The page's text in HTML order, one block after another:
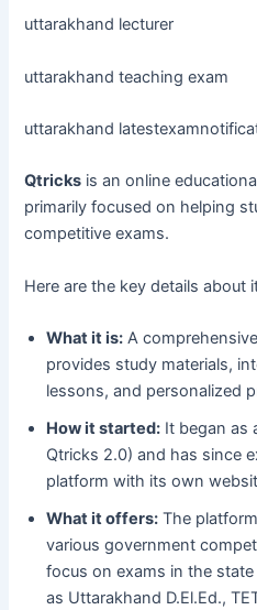
uttarakhand lecturer
uttarakhand teaching exam
uttarakhand
Qtricks is an online
primarily focused on helping
competitive exams.
Here are the key details about
What it is: A
provides study materials,
lessons, and personalized
How it started: It began as
Qtricks 2.0) and has since
platform with its own
What it offers: The
various government
focus on exams in the
as Uttarakhand D.El.Ed.,